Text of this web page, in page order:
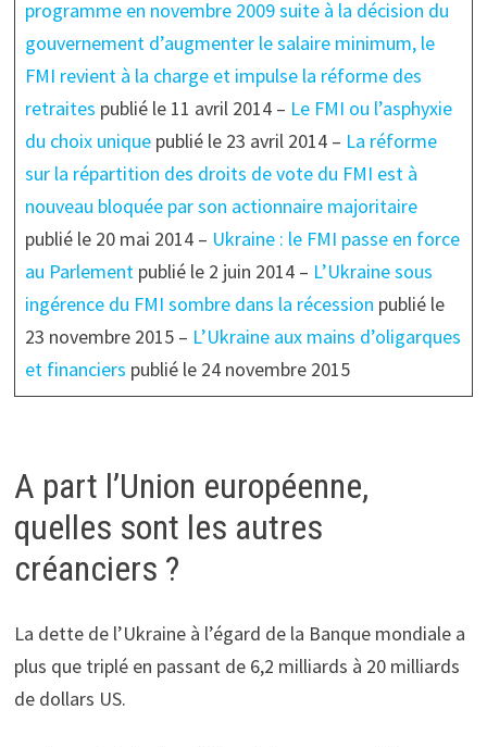
programme en novembre 2009 suite à la décision du
gouvernement d’augmenter le salaire minimum, le
FMI revient à la charge et impulse la réforme des
retraites publié le 11 avril 2014 – Le FMI ou l’asphyxie
du choix uniquepublié le 23 avril 2014 – La réforme
sur la répartition des droits de vote du FMI est à
nouveau bloquée par son actionnaire majoritaire
publié le 20 mai 2014 – Ukraine : le FMI passe en force
au Parlementpublié le 2 juin 2014 – L’Ukraine sous
ingérence du FMI sombre dans la récession publié le
23 novembre 2015 – L’Ukraine aux mains d’oligarques
et financiers publié le 24 novembre 2015
A part l’Union européenne,
quelles sont les autres
créanciers ?
La dette de l’Ukraine à l’égard de la Banque mondiale a
plus que triplé en passant de 6,2 milliards à 20 milliards
de dollars US.